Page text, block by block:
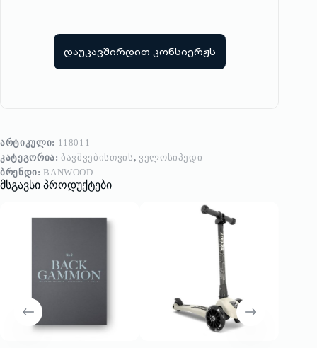
დაუკავშირდით კონსიერჟს
ᲐᲠᲢᲘᲙᲣᲚᲘ: 118011
ᲙᲐᲢᲔᲒᲝᲠᲘᲐ:ᲑᲐᲕᲨᲕᲔᲑᲘᲡᲗᲕᲘᲡ, ᲕᲔᲚᲝᲡᲘᲞᲔᲓᲘ
ᲑᲠᲔᲜᲓᲘ: BANWOOD
მსგავსი პროდუქტები